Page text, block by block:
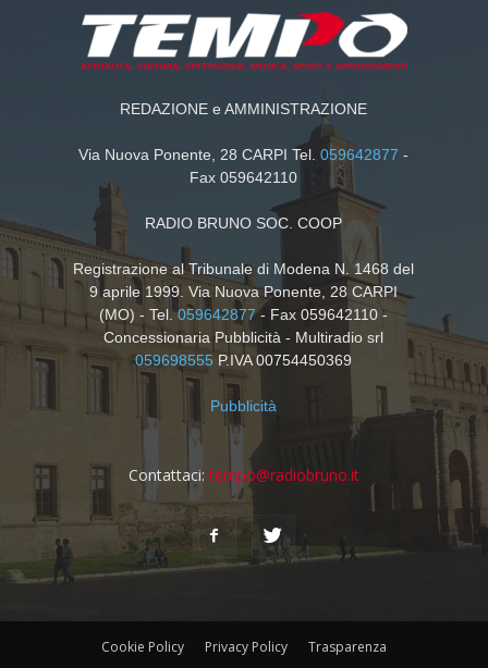
REDAZIONE e AMMINISTRAZIONE
Via Nuova Ponente, 28 CARPI Tel.059642877 -
Fax 059642110
RADIO BRUNO SOC. COOP
Registrazione al Tribunale di Modena N. 1468 del
9 aprile 1999. Via Nuova Ponente, 28 CARPI
(MO) - Tel.059642877- Fax 059642110 -
Concessionaria Pubblicità - Multiradio srl
059698555 P.IVA 00754450369
Pubblicità
Contattaci: tempo@radiobruno.it
Cookie Policy Privacy Policy Trasparenza